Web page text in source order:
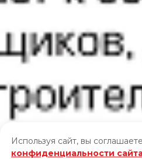
Используя сайт, вы
конфиденциальности